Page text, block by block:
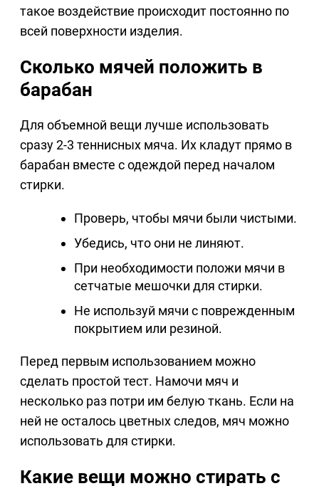
такое воздействие происходит постоянно по
всей поверхности изделия.
Сколько мячей положить в
барабан
Для объемной вещи лучше использовать
сразу 2-3 теннисных мяча. Их кладут прямо в
барабан вместе с одеждой перед началом
стирки.
Проверь, чтобы мячи были чистыми.
Убедись, что они не линяют.
При необходимости положи мячи в
сетчатые мешочки для стирки.
Не используй мячи с поврежденным
покрытием или резиной.
Перед первым использованием можно
сделать простой тест. Намочи мяч и
несколько раз потри им белую ткань. Если на
ней не осталось цветных следов, мяч можно
использовать для стирки.
Какие вещи можно стирать с